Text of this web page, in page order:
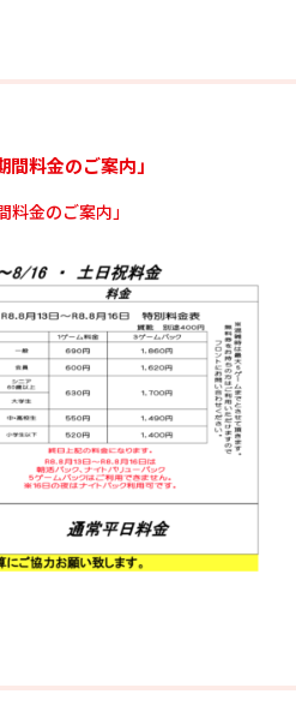
料金のご案内」
金のご案内」